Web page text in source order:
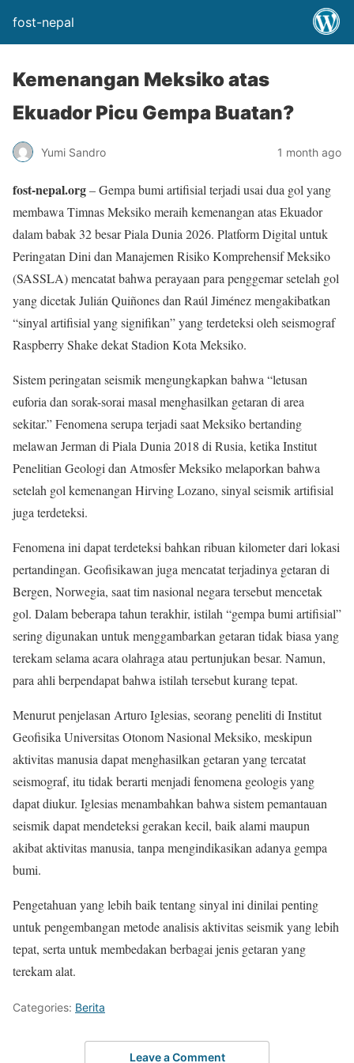
fost-nepal
Kemenangan Meksiko atas
Ekuador Picu Gempa Buatan?
Yumi Sandro 1 month ago
fost-nepal.org– Gempa bumi artifisial terjadi usai dua gol yang
membawa Timnas Meksiko meraih kemenangan atas Ekuador
dalam babak 32 besar Piala Dunia 2026. Platform Digital untuk
Peringatan Dini dan Manajemen Risiko Komprehensif Meksiko
(SASSLA) mencatat bahwa perayaan para penggemar setelah gol
yang dicetak Julián Quiñones dan Raúl Jiménez mengakibatkan
“sinyal artifisial yang signifikan” yang terdeteksi oleh seismograf
Raspberry Shake dekat Stadion Kota Meksiko.
Sistem peringatan seismik mengungkapkan bahwa “letusan
euforia dan sorak-sorai masal menghasilkan getaran di area
sekitar.” Fenomena serupa terjadi saat Meksiko bertanding
melawan Jerman di Piala Dunia 2018 di Rusia, ketika Institut
Penelitian Geologi dan Atmosfer Meksiko melaporkan bahwa
setelah gol kemenangan Hirving Lozano, sinyal seismik artifisial
juga terdeteksi.
Fenomena ini dapat terdeteksi bahkan ribuan kilometer dari lokasi
pertandingan. Geofisikawan juga mencatat terjadinya getaran di
Bergen, Norwegia, saat tim nasional negara tersebut mencetak
gol. Dalam beberapa tahun terakhir, istilah “gempa bumi artifisial”
sering digunakan untuk menggambarkan getaran tidak biasa yang
terekam selama acara olahraga atau pertunjukan besar. Namun,
para ahli berpendapat bahwa istilah tersebut kurang tepat.
Menurut penjelasan Arturo Iglesias, seorang peneliti di Institut
Geofisika Universitas Otonom Nasional Meksiko, meskipun
aktivitas manusia dapat menghasilkan getaran yang tercatat
seismograf, itu tidak berarti menjadi fenomena geologis yang
dapat diukur. Iglesias menambahkan bahwa sistem pemantauan
seismik dapat mendeteksi gerakan kecil, baik alami maupun
akibat aktivitas manusia, tanpa mengindikasikan adanya gempa
bumi.
Pengetahuan yang lebih baik tentang sinyal ini dinilai penting
untuk pengembangan metode analisis aktivitas seismik yang lebih
tepat, serta untuk membedakan berbagai jenis getaran yang
terekam alat.
Categories: Berita
Leave a Comment